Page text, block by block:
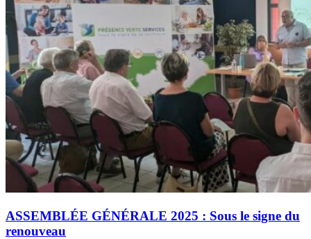
ASSEMBLÉE GÉNÉRALE 2025 : Sous le signe du
renouveau